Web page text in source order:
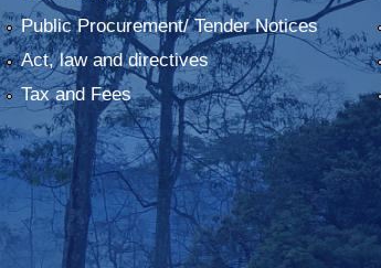
Public Procurement/ Tender Notices
Act, law and directives
Tax and Fees